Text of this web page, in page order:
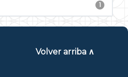
1
Volver arriba ∧